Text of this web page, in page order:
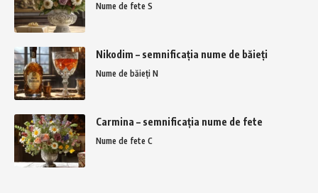
Nume de fete S
Nikodim – semnificația nume de băieți
Nume de băieți N
Carmina – semnificația nume de fete
Nume de fete C